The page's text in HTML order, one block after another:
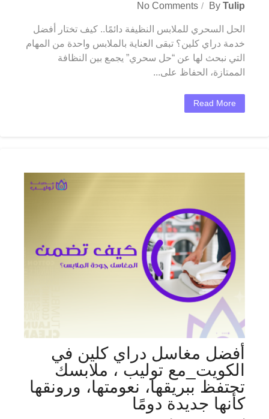
By Tulip
No Comments
الحل السحري للملابس النظيفة دائمًا.. كيف تختار أفضل
خدمة دراي كلين؟ تبقى العناية بالملابس واحدة من المهام
التي نبحث لها عن “حل سحري” يجمع بين النظافة
الممتازة، الحفاظ على...
Read More
أفضل مغاسل دراي كلين في
الكويت_مع توليب ، ملابسك
تحتفظ ببريقها، نعومتها، ورونقها
كأنها جديدة دومًا